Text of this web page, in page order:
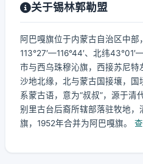
关于锡林郭勒盟
阿巴嘎旗位于内蒙古自治区中
113°27′—116°44′、北纬
市与西乌珠穆沁旗，西接苏尼
沙地北缘，北与蒙古国接壤，国
系蒙古语，意为“叔叔”，源于清
别里古台后裔所辖部落驻牧地
旗，1952年合并为阿巴嘎旗。